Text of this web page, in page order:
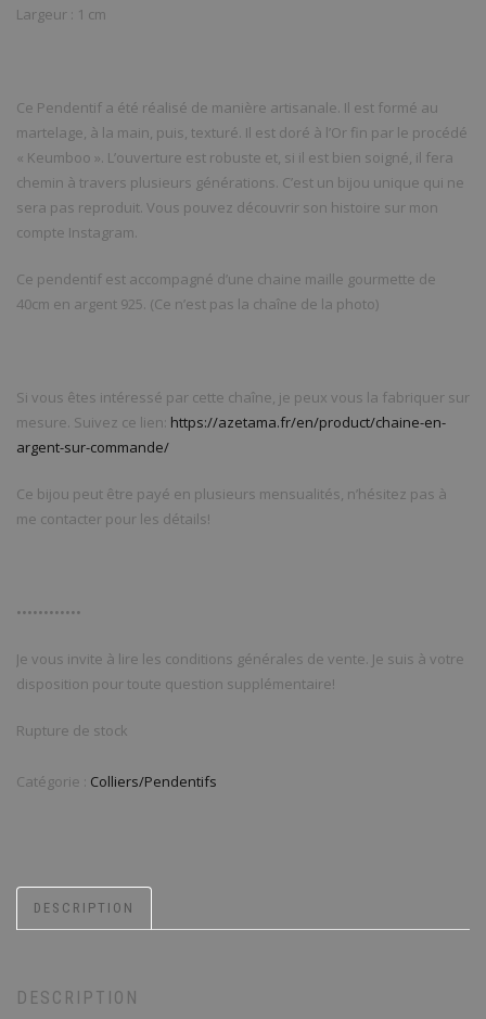
Largeur : 1 cm
Ce Pendentif a été réalisé de manière artisanale. Il est formé au
martelage, à la main, puis, texturé. Il est doré à l’Or fin par le procédé
« Keumboo ». L’ouverture est robuste et, si il est bien soigné, il fera
chemin à travers plusieurs générations. C’est un bijou unique qui ne
sera pas reproduit. Vous pouvez découvrir son histoire sur mon
compte Instagram.
Ce pendentif est accompagné d’une chaine maille gourmette de
40cm en argent 925. (Ce n’est pas la chaîne de la photo)
Si vous êtes intéressé par cette chaîne, je peux vous la fabriquer sur
mesure. Suivez ce lien: https://azetama.fr/en/product/chaine-en-
argent-sur-commande/
Ce bijou peut être payé en plusieurs mensualités, n’hésitez pas à
me contacter pour les détails!
••••••••••••
Je vous invite à lire les conditions générales de vente. Je suis à votre
disposition pour toute question supplémentaire!
Rupture de stock
Catégorie : Colliers/Pendentifs
DESCRIPTION
DESCRIPTION